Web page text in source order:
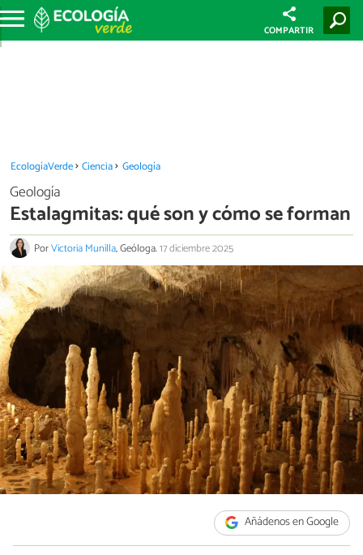
COMPARTIR
EcologíaVerde Ciencia Geología
Geología
Estalagmitas: qué son y cómo se forman
PorVictoria Munilla, Geóloga.17 diciembre 2025
Añádenos en Google